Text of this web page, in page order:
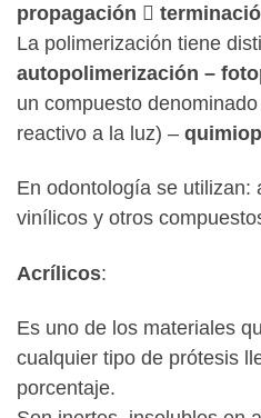
propagación 
La polimerización tiene
autopolimerización –
un compuesto
reactivo a la luz) –
En odontología se utilizan:
vinílicos y otros
Acrílicos:
Es uno de los materiales
cualquier tipo de prótesis
porcentaje.